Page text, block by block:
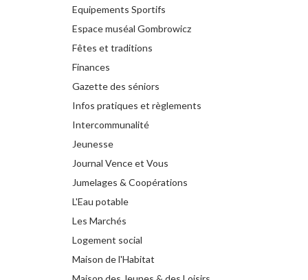
Equipements Sportifs
Espace muséal Gombrowicz
Fêtes et traditions
Finances
Gazette des séniors
Infos pratiques et règlements
Intercommunalité
Jeunesse
Journal Vence et Vous
Jumelages & Coopérations
L'Eau potable
Les Marchés
Logement social
Maison de l'Habitat